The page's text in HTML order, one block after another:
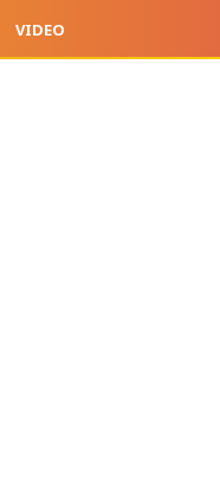
VIDEO